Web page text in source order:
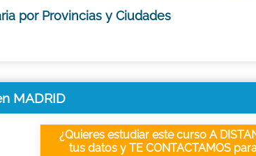
por Provincias y Ciudades
MADRID
¿Quieres estudiar este curso A
tus datos y TE CONTACTAMOS